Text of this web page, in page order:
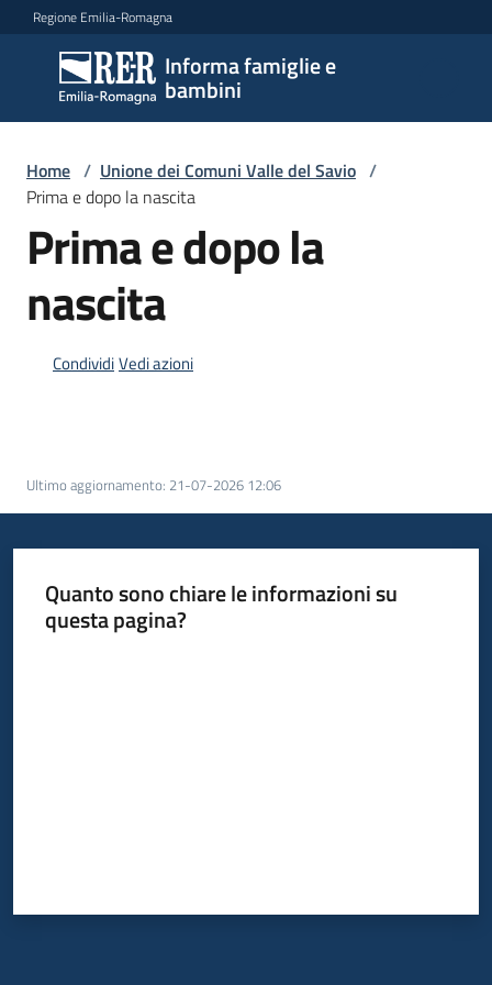
Vai al contenuto
Vai alla navigazione
Vai al footer
Regione Emilia-Romagna
Informa famiglie e
bambini
Informa
famiglie
e
bambini
Argomenti
famiglie
locali
Home / Unione dei Comuni Valle del Savio /
Prima e dopo la nascita
Prima e dopo la
nascita
CondividiVedi azioni
Ultimo aggiornamento: 21-07-2026 12:06
Quanto sono chiare le informazioni su
questa pagina?